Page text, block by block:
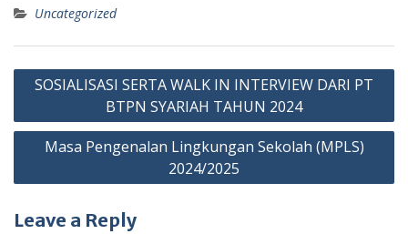
Uncategorized
SOSIALISASI SERTA WALK IN INTERVIEW DARI PT
BTPN SYARIAH TAHUN 2024
Masa Pengenalan Lingkungan Sekolah (MPLS)
2024/2025
Leave a Reply